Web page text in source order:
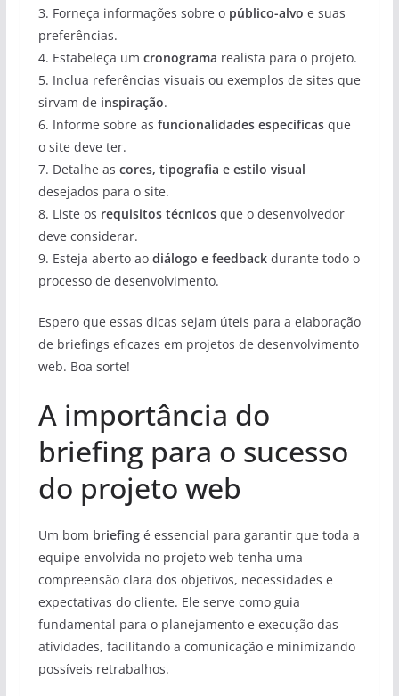
3. Forneça informações sobre o público-alvo e suas
preferências.
4. Estabeleça um cronograma realista para o projeto.
5. Inclua referências visuais ou exemplos de sites que
sirvam de inspiração.
6. Informe sobre as funcionalidades específicasque
o site deve ter.
7. Detalhe as cores, tipografia e estilo visual
desejados para o site.
8. Liste os requisitos técnicosque o desenvolvedor
deve considerar.
9. Esteja aberto ao diálogo e feedbackdurante todo o
processo de desenvolvimento.
Espero que essas dicas sejam úteis para a elaboração
de briefings eficazes em projetos de desenvolvimento
web. Boa sorte!
A importância do
briefing para o sucesso
do projeto web
Um bom briefingé essencial para garantir que toda a
equipe envolvida no projeto web tenha uma
compreensão clara dos objetivos, necessidades e
expectativas do cliente. Ele serve como guia
fundamental para o planejamento e execução das
atividades, facilitando a comunicação e minimizando
possíveis retrabalhos.